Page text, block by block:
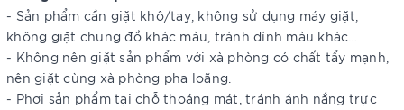
- Sản phẩm cần giặt khô/tay, không sử dụng máy giặt,
không giặt chung đồ khác màu, tránh dính màu khác…
- Không nên giặt sản phẩm với xà phòng có chất tẩy mạnh,
nên giặt cùng xà phòng pha loãng.
- Phơi sản phẩm tại chỗ thoáng mát, tránh ánh nắng trực